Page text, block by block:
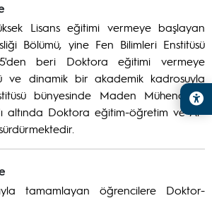
Lisans eğitimi vermeye başlayan
Bölümü, yine Fen Bilimleri Enstitüsü
beri Doktora eğitimi vermeye
ve dinamik bir akademik kadrosuyla
bünyesinde Maden Mühendisliği
altında Doktora eğitim-öğretim ve Ar-
tamamlayan öğrencilere Doktor-